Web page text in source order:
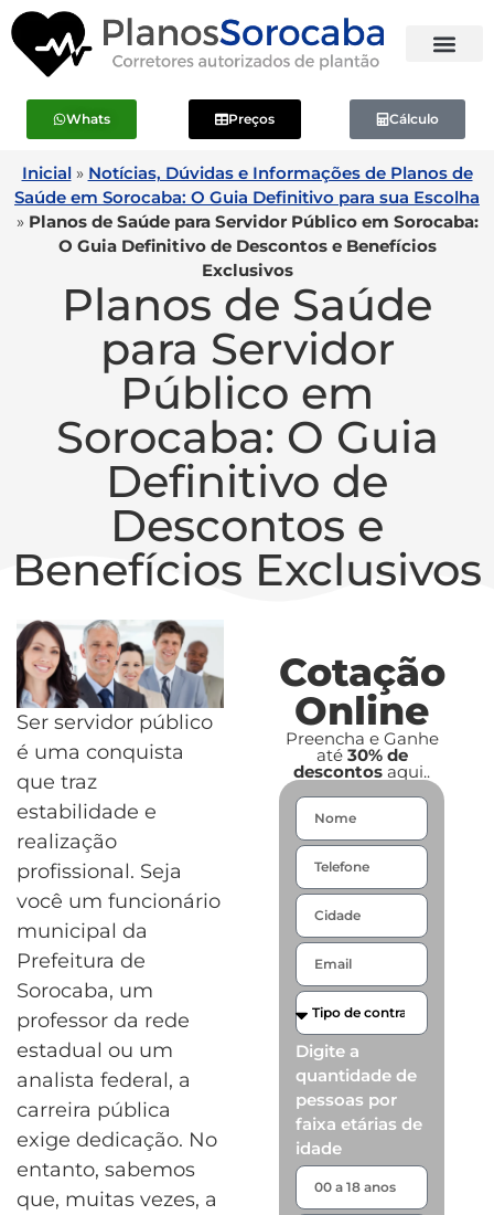
Whats Preços Cálculo
Inicial» Notícias, Dúvidas e Informações de Planos de
Saúde em Sorocaba: O Guia Definitivo para sua Escolha
» Planos de Saúde para Servidor Público em Sorocaba:
O Guia Definitivo de Descontos e Benefícios
Exclusivos
Planos de Saúde
para Servidor
Público em
Sorocaba: O Guia
Definitivo de
Descontos e
Benefícios Exclusivos
Ser servidor público
é uma conquista
que traz
estabilidade e
realização
profissional. Seja
você um funcionário
municipal da
Prefeitura de
Sorocaba, um
professor da rede
estadual ou um
analista federal, a
carreira pública
exige dedicação. No
entanto, sabemos
que, muitas vezes, a
Cotação
Online
Preencha e Ganhe
até 30% de
descontos aqui..
Digite a
quantidade de
pessoas por
faixa etárias de
idade